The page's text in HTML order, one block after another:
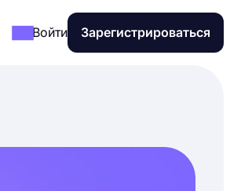
Войти Зарегистрироваться